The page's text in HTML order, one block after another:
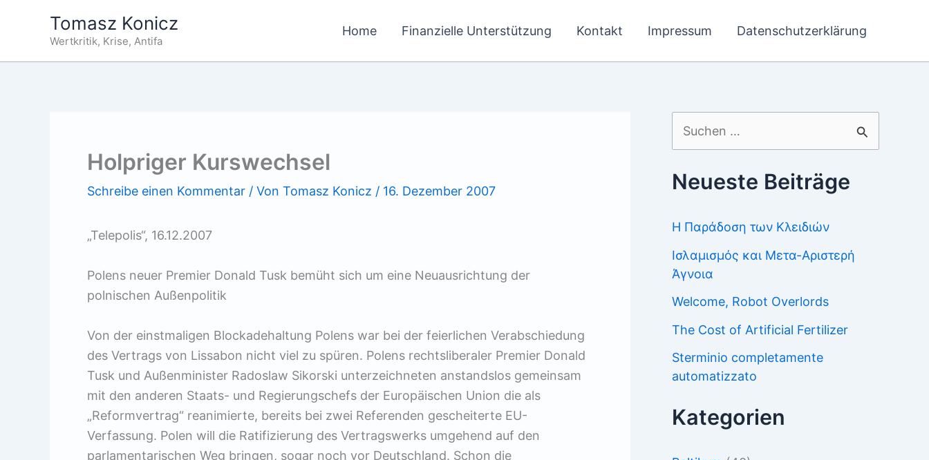
Tomasz Konicz
Wertkritik, Krise, Antifa
Home Finanzielle Unterstützung Kontakt Impressum Datenschutzerklärung
Holpriger Kurswechsel
Schreibe einen Kommentar / Von Tomasz Konicz / 16. Dezember 2007
„Telepolis“, 16.12.2007
Polens neuer Premier Donald Tusk bemüht sich um eine Neuausrichtung der
polnischen Außenpolitik
Von der einstmaligen Blockadehaltung Polens war bei der feierlichen Verabschiedung
des Vertrags von Lissabon nicht viel zu spüren. Polens rechtsliberaler Premier Donald
Tusk und Außenminister Radoslaw Sikorski unterzeichneten anstandslos gemeinsam
mit den anderen Staats- und Regierungschefs der Europäischen Union die als
„Reformvertrag“ reanimierte, bereits bei zwei Referenden gescheiterte EU-
Verfassung. Polen will die Ratifizierung des Vertragswerks umgehend auf den
parlamentarischen Weg bringen, sogar noch vor Deutschland. Schon die
Suchen
nach:
Neueste Beiträge
Η Παράδοση των Κλειδιών
Ισλαμισμός και Μετα-Αριστερή
Άγνοια
Welcome, Robot Overlords
The Cost of Artificial Fertilizer
Sterminio completamente
automatizzato
Kategorien